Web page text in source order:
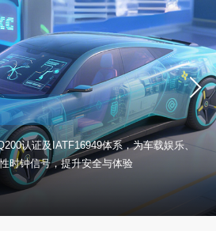
认证及IATF16949体系，为车载娱乐、
时钟信号，提升安全与体验